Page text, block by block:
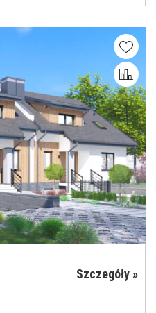
Szczegóły »